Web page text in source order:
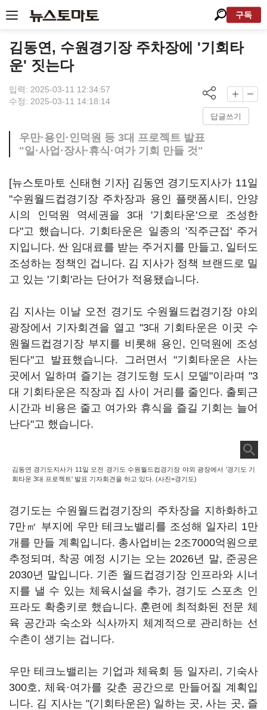
구독
김동연, 수원경기장 주차장에 '기회타
운' 짓는다
입력: 2025-03-11 12:34:57
수정: 2025-03-11 14:18:14
답글쓰기
우만·용인·인덕원 등 3대 프로젝트 발표
"일·사업·장사·휴식·여가 기회 만들 것"
[뉴스토마토 신태현 기자] 김동연 경기도지사가 11일
"수원월드컵경기장 주차장과 용인 플랫폼시티, 안양
시의 인덕원 역세권을 3대 '기회타운'으로 조성한
다"고 했습니다. 기회타운은 일종의 '직주근접' 주거
지입니다. 싼 임대료를 받는 주거지를 만들고, 일터도
조성하는 정책인 겁니다. 김 지사가 정책 브랜드로 밀
고 있는 '기회'라는 단어가 적용됐습니다.
김 지사는 이날 오전 경기도 수원월드컵경기장 야외
광장에서 기자회견을 열고 "3대 기회타운은 이곳 수
원월드컵경기장 부지를 비롯해 용인, 인덕원에 조성
된다"고 발표했습니다. 그러면서 "기회타운은 사는
곳에서 일하며 즐기는 경기도형 도시 모델"이라며 "3
대 기회타운은 직장과 집 사이 거리를 줄인다. 출퇴근
시간과 비용은 줄고 여가와 휴식을 즐길 기회는 늘어
난다"고 했습니다.
김동연 경기도지사가 11일 오전 경기도 수원월드컵경기장 야외 광장에서 '경기도 기
회타운 3대 프로젝트' 발표 기자회견을 하고 있다. (사진=경기도)
경기도는 수원월드컵경기장의 주차장을 지하화하고
7만㎡ 부지에 우만 테크노밸리를 조성해 일자리 1만
개를 만들 계획입니다. 총사업비는 2조7000억원으로
추정되며, 착공 예정 시기는 오는 2026년 말, 준공은
2030년 말입니다. 기존 월드컵경기장 인프라와 시너
지를 낼 수 있는 체육시설을 추가, 경기도 스포츠 인
프라도 확충키로 했습니다. 훈련에 최적화된 전문 체
육 공간과 숙소와 식사까지 체계적으로 관리하는 선
수촌이 생기는 겁니다.
우만 테크노밸리는 기업과 체육회 등 일자리, 기숙사
300호, 체육·여가를 갖춘 공간으로 만들어질 계획입
니다. 김 지사는 "(기회타운은) 일하는 곳, 사는 곳, 즐